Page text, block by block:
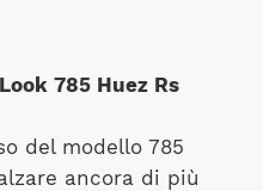
Look 785 Huez Rs
del modello 785
ancora di più